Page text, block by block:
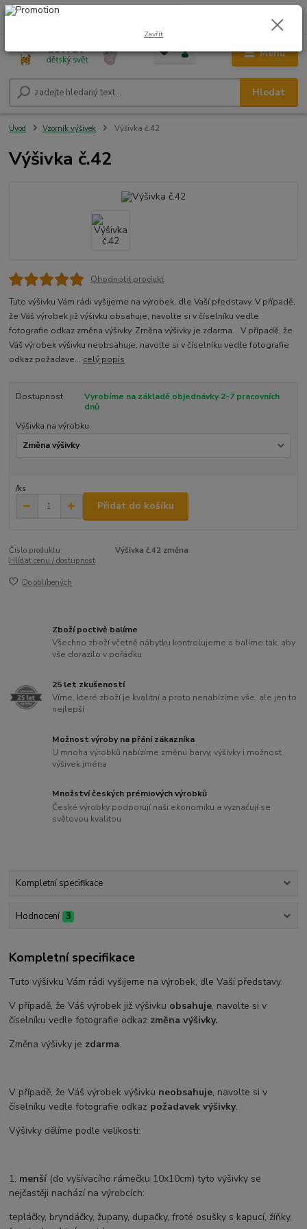
Menu
Hledat
+420 604 278 943 0,00 Kč
Úvod Vzorník výšivek Výšivka č.42
Výšivka č.42
Ohodnotit produkt
Tuto výšivku Vám rádi vyšijeme na výrobek, dle Vaší představy. V případě,
že Váš výrobek již výšivku obsahuje, navolte si v číselníku vedle
fotografie odkaz změna výšivky. Změna výšivky je zdarma. V případě, že
Váš výrobek výšivku neobsahuje, navolte si v číselníku vedle fotografie
odkaz požadave... celý popis
Dostupnost
Vyrobíme na základě objednávky 2-7 pracovních
dnů
Výšivka na výrobku
/ks
Přidat do košíku
Číslo produktu:
Výšivka č.42 změna
Hlídat cenu / dostupnost
Do oblíbených
Zboží poctivě balíme
Všechno zboží včetně nábytku kontrolujeme a balíme tak, aby
vše dorazilo v pořádku
25 let zkušeností
Víme, které zboží je kvalitní a proto nenabízíme vše, ale jen to
nejlepší
Možnost výroby na přání zákazníka
U mnoha výrobků nabízíme změnu barvy, výšivky i možnost
výšivek jména
Množství českých prémiových výrobků
České výrobky podporují naši ekonomiku a vyznačují se
světovou kvalitou
Kompletní specifikace
Hodnocení 3
Kompletní specifikace
Tuto výšivku Vám rádi vyšijeme na výrobek, dle Vaší představy.
V případě, že Váš výrobek již výšivku obsahuje, navolte si v
číselníku vedle fotografie odkaz změna výšivky.
Změna výšivky je zdarma.
V případě, že Váš výrobek výšivku neobsahuje, navolte si v
číselníku vedle fotografie odkaz požadavek výšivky.
Výšivky dělíme podle velikosti:
1. menší (do vyšívacího rámečku 10x10cm) tyto výšivky se
nejčastěji nachází na výrobcích:
tepláčky, bryndáčky, župany, dupačky, froté osušky s kapucí, žíňky,
Zavřít